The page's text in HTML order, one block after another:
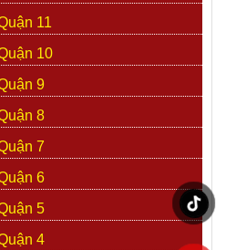
11
10
9
8
7
6
5
4